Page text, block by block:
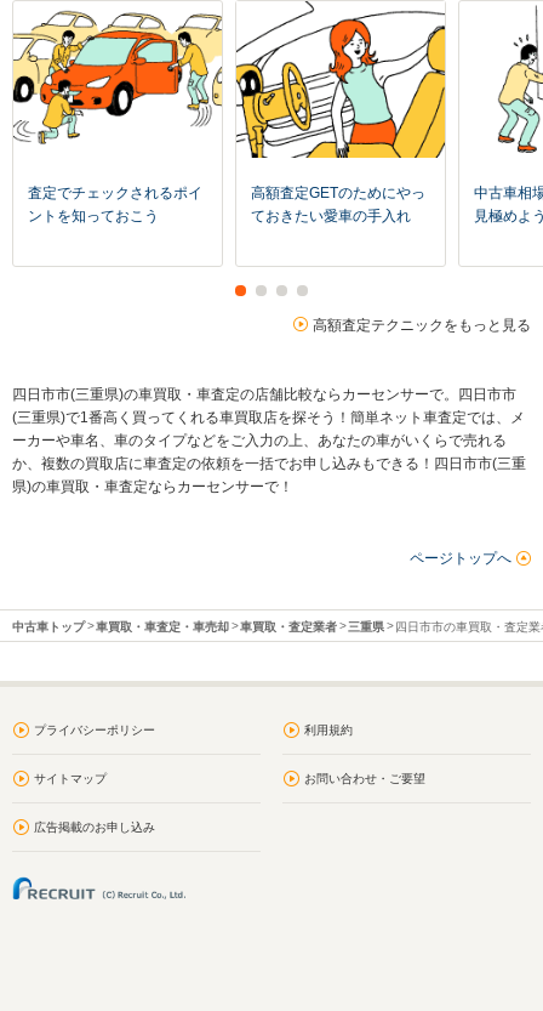
査定でチェックされるポイ
ントを知っておこう
高額査定GETのためにやっ
ておきたい愛車の手入れ
中古車相
見極めよ
高額査定テクニックをもっと見る
四日市市(三重県)の車買取・車査定の店舗比較ならカーセンサーで。四日市市
(三重県)で1番高く買ってくれる車買取店を探そう！簡単ネット車査定では、メ
ーカーや車名、車のタイプなどをご入力の上、あなたの車がいくらで売れる
か、複数の買取店に車査定の依頼を一括でお申し込みもできる！四日市市(三重
県)の車買取・車査定ならカーセンサーで！
ページトップへ
中古車トップ 車買取・車査定・車売却 車買取・査定業者 三重県 四日市市の車買取・査定
プライバシーポリシー 利用規約
サイトマップ お問い合わせ・ご要望
広告掲載のお申し込み